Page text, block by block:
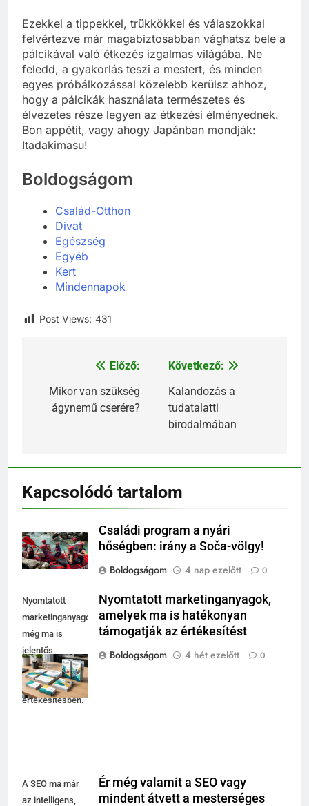
Ezekkel a tippekkel, trükkökkel és válaszokkal
felvértezve már magabiztosabban vághatsz bele a
pálcikával való étkezés izgalmas világába. Ne
feledd, a gyakorlás teszi a mestert, és minden
egyes próbálkozással közelebb kerülsz ahhoz,
hogy a pálcikák használata természetes és
élvezetes része legyen az étkezési élményednek.
Bon appétit, vagy ahogy Japánban mondják:
Itadakimasu!
Boldogságom
Család-Otthon
Divat
Egészség
Egyéb
Kert
Mindennapok
Post Views: 431
Bejegyzés
navigáció
Előző:
Mikor van szükség
ágynemű cserére?
Következő:
Kalandozás a
tudatalatti
birodalmában
Kapcsolódó tartalom
Családi program a nyári
hőségben: irány a Soča-völgy!
Boldogságom
4 nap ezelőtt 0
Nyomtatott
marketinganyagok
még ma is
jelentős
segítséget
nyújtanak az
értékesítésben.
Nyomtatott marketinganyagok,
amelyek ma is hatékonyan
támogatják az értékesítést
Boldogságom
4 hét ezelőtt 0
A SEO ma már
az intelligens,
Ér még valamit a SEO vagy
mindent átvett a mesterséges